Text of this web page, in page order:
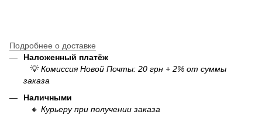
Подробнее о доставке
Наложенный платёж
💡 Комиссия Новой Почты: 20 грн + 2% от суммы
заказа
Наличными
🔸 Курьеру при получении заказа